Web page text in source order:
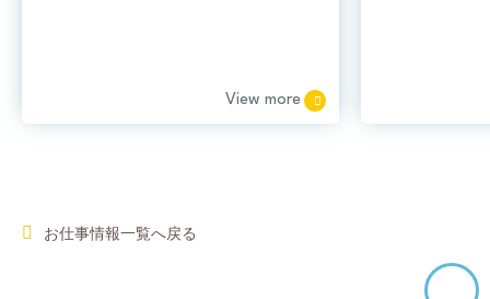
View more
お仕事情報一覧へ戻る